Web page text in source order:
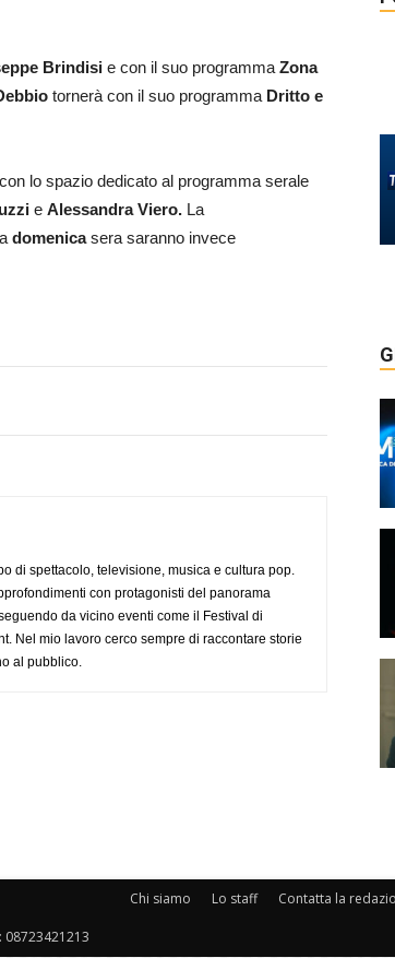
Brindisi e con il suo programma Zona
tornerà con il suo programma Dritto e
lo spazio dedicato al programma serale
e Alessandra Viero. La
domenicasera saranno invece
di spettacolo, televisione, musica e cultura pop.
con protagonisti del panorama
da vicino eventi come il Festival di
Nel mio lavoro cerco sempre di raccontare storie
al pubblico.
Chi siamo Lo staff Contatta la
08723421213